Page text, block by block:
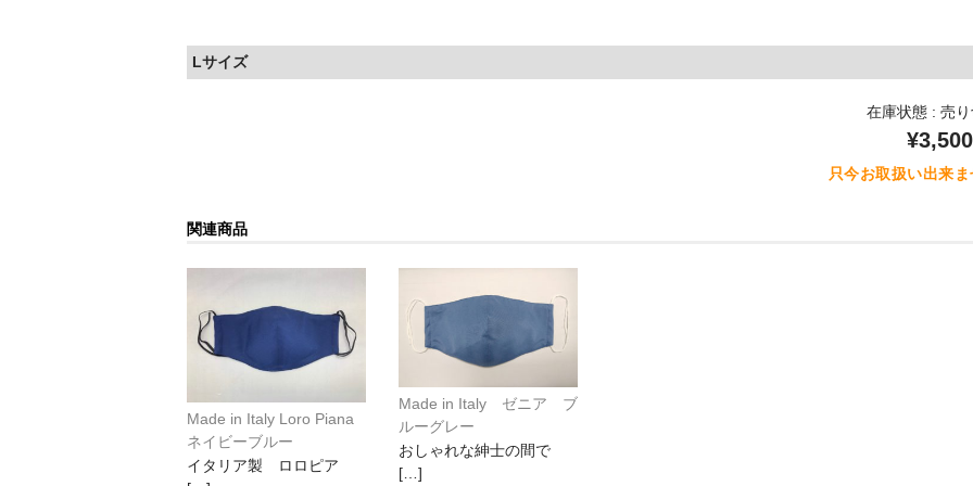
Lサイズ
在庫状態 : 売
¥3,500
只今お取扱い出来
関連商品
Made in Italy Loro Piana
ネイビーブルー
イタリア製 ロロピア
Made in Italy ゼニア ブ
ルーグレー
おしゃれな紳士の間で
[…]